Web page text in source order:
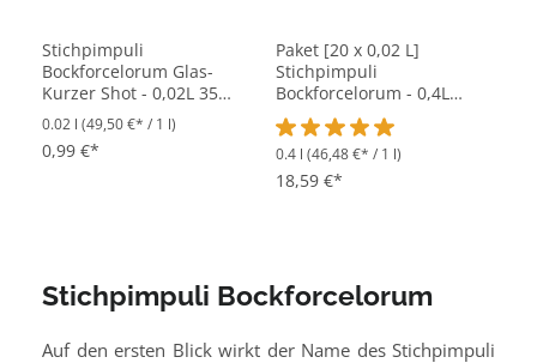
Stichpimpuli
Bockforcelorum Glas-
Kurzer Shot - 0,02L 35%
vol
0.02 l (49,50 €* / 1 l)
0,99 €*
Paket [20 x 0,02 L]
Stichpimpuli
Bockforcelorum - 0,4L
35% vol
Durchschnittliche Bewertung
0.4 l (46,48 €* / 1 l)
18,59 €*
Stichpimpuli Bockforcelorum
Auf den ersten Blick wirkt der Name des Stichpimpuli